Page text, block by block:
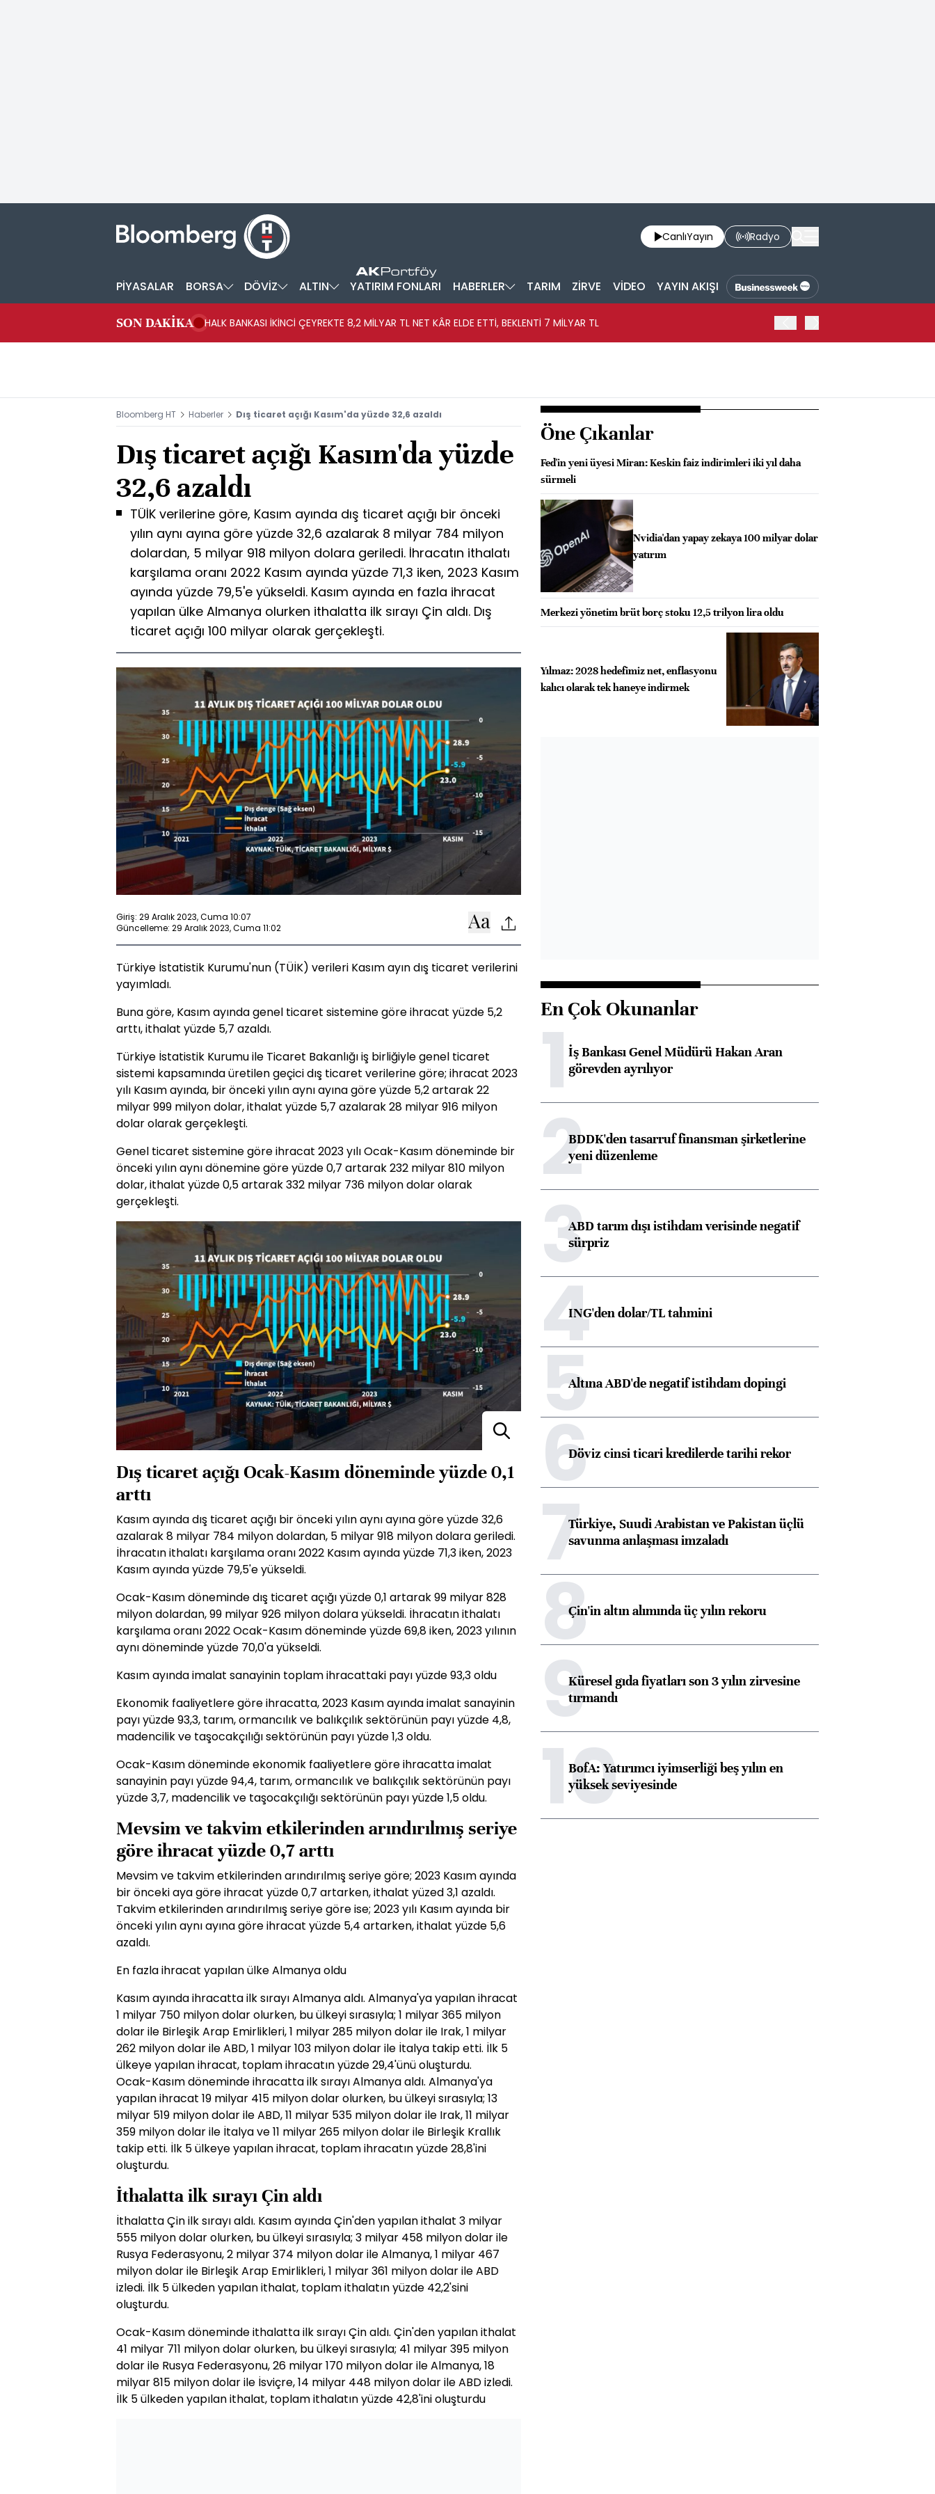
CanlıYayın Radyo
PİYASALAR BORSA DÖVİZ ALTIN YATIRIM FONLARI HABERLER TARIM ZİRVE VİDEO YAYIN AKIŞI
SON DAKİKA HALK BANKASI İKİNCİ ÇEYREKTE 8,2 MİLYAR TL NET KÂR ELDE ETTİ, BEKLENTİ 7 MİLYAR TL
Bloomberg HT Haberler Dış ticaret açığı Kasım'da yüzde 32,6 azaldı
Dış ticaret açığı Kasım'da yüzde
32,6 azaldı
TÜİK verilerine göre, Kasım ayında dış ticaret açığı bir önceki
yılın aynı ayına göre yüzde 32,6 azalarak 8 milyar 784 milyon
dolardan, 5 milyar 918 milyon dolara geriledi. İhracatın ithalatı
karşılama oranı 2022 Kasım ayında yüzde 71,3 iken, 2023 Kasım
ayında yüzde 79,5'e yükseldi. Kasım ayında en fazla ihracat
yapılan ülke Almanya olurken ithalatta ilk sırayı Çin aldı. Dış
ticaret açığı 100 milyar olarak gerçekleşti.
Giriş: 29 Aralık 2023, Cuma 10:07
Güncelleme: 29 Aralık 2023, Cuma 11:02
Türkiye İstatistik Kurumu'nun (TÜİK) verileri Kasım ayın dış ticaret verilerini
yayımladı.
Buna göre, Kasım ayında genel ticaret sistemine göre ihracat yüzde 5,2
arttı, ithalat yüzde 5,7 azaldı.
Türkiye İstatistik Kurumu ile Ticaret Bakanlığı iş birliğiyle genel ticaret
sistemi kapsamında üretilen geçici dış ticaret verilerine göre; ihracat 2023
yılı Kasım ayında, bir önceki yılın aynı ayına göre yüzde 5,2 artarak 22
milyar 999 milyon dolar, ithalat yüzde 5,7 azalarak 28 milyar 916 milyon
dolar olarak gerçekleşti.
Genel ticaret sistemine göre ihracat 2023 yılı Ocak-Kasım döneminde bir
önceki yılın aynı dönemine göre yüzde 0,7 artarak 232 milyar 810 milyon
dolar, ithalat yüzde 0,5 artarak 332 milyar 736 milyon dolar olarak
gerçekleşti.
Dış ticaret açığı Ocak-Kasım döneminde yüzde 0,1
arttı
Kasım ayında dış ticaret açığı bir önceki yılın aynı ayına göre yüzde 32,6
azalarak 8 milyar 784 milyon dolardan, 5 milyar 918 milyon dolara geriledi.
İhracatın ithalatı karşılama oranı 2022 Kasım ayında yüzde 71,3 iken, 2023
Kasım ayında yüzde 79,5'e yükseldi.
Ocak-Kasım döneminde dış ticaret açığı yüzde 0,1 artarak 99 milyar 828
milyon dolardan, 99 milyar 926 milyon dolara yükseldi. İhracatın ithalatı
karşılama oranı 2022 Ocak-Kasım döneminde yüzde 69,8 iken, 2023 yılının
aynı döneminde yüzde 70,0'a yükseldi.
Kasım ayında imalat sanayinin toplam ihracattaki payı yüzde 93,3 oldu
Ekonomik faaliyetlere göre ihracatta, 2023 Kasım ayında imalat sanayinin
payı yüzde 93,3, tarım, ormancılık ve balıkçılık sektörünün payı yüzde 4,8,
madencilik ve taşocakçılığı sektörünün payı yüzde 1,3 oldu.
Ocak-Kasım döneminde ekonomik faaliyetlere göre ihracatta imalat
sanayinin payı yüzde 94,4, tarım, ormancılık ve balıkçılık sektörünün payı
yüzde 3,7, madencilik ve taşocakçılığı sektörünün payı yüzde 1,5 oldu.
Mevsim ve takvim etkilerinden arındırılmış seriye
göre ihracat yüzde 0,7 arttı
Mevsim ve takvim etkilerinden arındırılmış seriye göre; 2023 Kasım ayında
bir önceki aya göre ihracat yüzde 0,7 artarken, ithalat yüzed 3,1 azaldı.
Takvim etkilerinden arındırılmış seriye göre ise; 2023 yılı Kasım ayında bir
önceki yılın aynı ayına göre ihracat yüzde 5,4 artarken, ithalat yüzde 5,6
azaldı.
En fazla ihracat yapılan ülke Almanya oldu
Kasım ayında ihracatta ilk sırayı Almanya aldı. Almanya'ya yapılan ihracat
1 milyar 750 milyon dolar olurken, bu ülkeyi sırasıyla; 1 milyar 365 milyon
dolar ile Birleşik Arap Emirlikleri, 1 milyar 285 milyon dolar ile Irak, 1 milyar
262 milyon dolar ile ABD, 1 milyar 103 milyon dolar ile İtalya takip etti. İlk 5
ülkeye yapılan ihracat, toplam ihracatın yüzde 29,4'ünü oluşturdu.
Ocak-Kasım döneminde ihracatta ilk sırayı Almanya aldı. Almanya'ya
yapılan ihracat 19 milyar 415 milyon dolar olurken, bu ülkeyi sırasıyla; 13
milyar 519 milyon dolar ile ABD, 11 milyar 535 milyon dolar ile Irak, 11 milyar
359 milyon dolar ile İtalya ve 11 milyar 265 milyon dolar ile Birleşik Krallık
takip etti. İlk 5 ülkeye yapılan ihracat, toplam ihracatın yüzde 28,8'ini
oluşturdu.
İthalatta ilk sırayı Çin aldı
İthalatta Çin ilk sırayı aldı. Kasım ayında Çin'den yapılan ithalat 3 milyar
555 milyon dolar olurken, bu ülkeyi sırasıyla; 3 milyar 458 milyon dolar ile
Rusya Federasyonu, 2 milyar 374 milyon dolar ile Almanya, 1 milyar 467
milyon dolar ile Birleşik Arap Emirlikleri, 1 milyar 361 milyon dolar ile ABD
izledi. İlk 5 ülkeden yapılan ithalat, toplam ithalatın yüzde 42,2'sini
oluşturdu.
Ocak-Kasım döneminde ithalatta ilk sırayı Çin aldı. Çin'den yapılan ithalat
41 milyar 711 milyon dolar olurken, bu ülkeyi sırasıyla; 41 milyar 395 milyon
dolar ile Rusya Federasyonu, 26 milyar 170 milyon dolar ile Almanya, 18
milyar 815 milyon dolar ile İsviçre, 14 milyar 448 milyon dolar ile ABD izledi.
İlk 5 ülkeden yapılan ithalat, toplam ithalatın yüzde 42,8'ini oluşturdu
Öne Çıkanlar
Fed'in yeni üyesi Miran: Keskin faiz indirimleri iki yıl daha
sürmeli
Nvidia'dan yapay zekaya 100 milyar dolar
yatırım
Merkezi yönetim brüt borç stoku 12,5 trilyon lira oldu
Yılmaz: 2028 hedefimiz net, enflasyonu
kalıcı olarak tek haneye indirmek
En Çok Okunanlar
1İş Bankası Genel Müdürü Hakan Aran
görevden ayrılıyor
2BDDK'den tasarruf finansman şirketlerine
yeni düzenleme
3ABD tarım dışı istihdam verisinde negatif
sürpriz
4ING'den dolar/TL tahmini
5Altına ABD'de negatif istihdam dopingi
6Döviz cinsi ticari kredilerde tarihi rekor
7Türkiye, Suudi Arabistan ve Pakistan üçlü
savunma anlaşması imzaladı
8Çin'in altın alımında üç yılın rekoru
9Küresel gıda fiyatları son 3 yılın zirvesine
tırmandı
10
BofA: Yatırımcı iyimserliği beş yılın en
yüksek seviyesinde